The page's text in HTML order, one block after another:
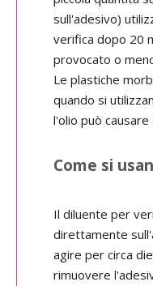
sull'adesivo)
verifica dopo 20
provocato o
Le plastiche
quando si
l'olio può causare
Come si
Il diluente per
direttamente
agire per circa
rimuovere